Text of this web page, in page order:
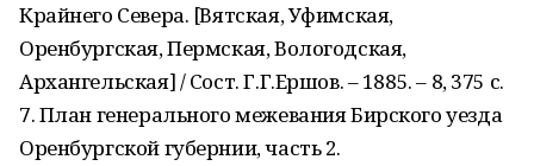
Крайнего Севера. [Вятская, Уфимская,
Оренбургская, Пермская, Вологодская,
Архангельская] / Сост. Г.Г.Ершов. – 1885. – 8, 375 с.
7. План генерального межевания Бирского уезда
Оренбургской губер­нии, часть 2.